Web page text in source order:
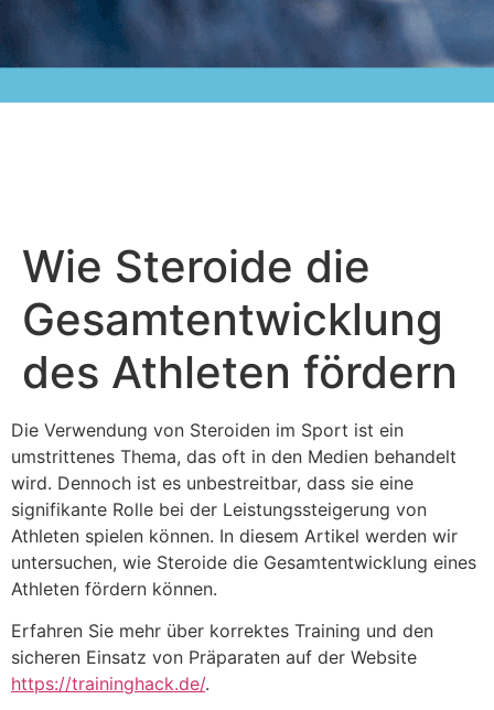
Wie Steroide die
Gesamtentwicklung
des Athleten fördern
Die Verwendung von Steroiden im Sport ist ein
umstrittenes Thema, das oft in den Medien behandelt
wird. Dennoch ist es unbestreitbar, dass sie eine
signifikante Rolle bei der Leistungssteigerung von
Athleten spielen können. In diesem Artikel werden wir
untersuchen, wie Steroide die Gesamtentwicklung eines
Athleten fördern können.
Erfahren Sie mehr über korrektes Training und den
sicheren Einsatz von Präparaten auf der Website
https://traininghack.de/.